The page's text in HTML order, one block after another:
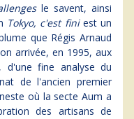
le savent, ainsi
Tokyo, c'est finiest un
que Régis Arnaud
arrivée, en 1995, aux
d'une fine analyse du
de l'ancien premier
où la secte Aum a
des artisans de